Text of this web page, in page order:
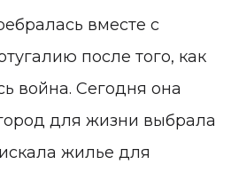
вместе с
после того, как
война. Сегодня она
для жизни выбрала
жилье для